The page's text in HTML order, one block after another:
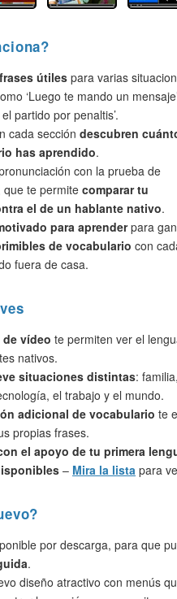
frases útiles para varias
‘Luego te mando un
el partido por penaltis’.
cada sección descubren
has aprendido.
con la prueba de
que te permitecomparar tu
el de un hablante nativo.
para aprenderpara
de vocabulario con
fuera de casa.
de vídeo te permiten ver el
nativos.
situaciones distintas:
el trabajo y el mundo.
adicional de vocabulario te
propias frases.
el apoyo de tu primera
– Mira la lista para
por descarga, para que
.
diseño atractivo con menús